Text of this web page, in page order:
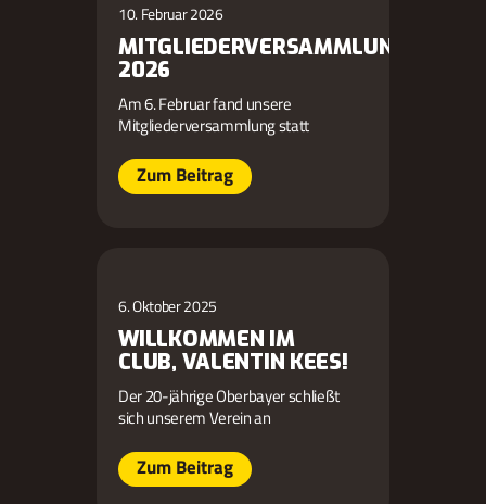
10. Februar 2026
MITGLIEDERVERSAMMLUNG
2026
Am 6. Februar fand unsere
Mitgliederversammlung statt
Zum Beitrag
6. Oktober 2025
WILLKOMMEN IM
CLUB, VALENTIN KEES!
Der 20-jährige Oberbayer schließt
sich unserem Verein an
Zum Beitrag